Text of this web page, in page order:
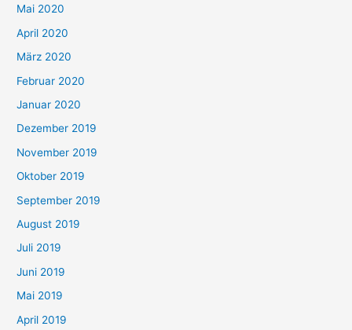
Mai 2020
April 2020
März 2020
Februar 2020
Januar 2020
Dezember 2019
November 2019
Oktober 2019
September 2019
August 2019
Juli 2019
Juni 2019
Mai 2019
April 2019